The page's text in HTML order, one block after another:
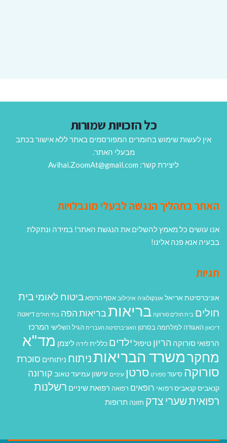
כל הזכויות שמורות
אין לעשות שימוש בחומרים המפורסמים באתר ללא אישור בכתב
מבעלי האתר.
ליצירת קשר: Avihai.ZoomAt@gmail.com
האתר בתהליך הנגשה לבעלי מוגבלויות
אנו עושים כל מאמץ להשלים את הנגשת האתר! במידה ונתקלת
בבעיה אנא פנה אלינו!
תגיות
אוניברסיטת אריאל אונקולוגיה איכילוב אסף הרופא ביטוח לאומיבית
חולים בית חולים סורוקה בריאותבריאות הפה בתי חולים דיאטה
דיכאון האגודה למלחמה בסרטן האוניברסיטה העברית הגיל השלישי המרכז
הרפואי סורוקה הריון טיפול ילדים כללית לידה ליצמן מד"א
מחקרמשרד הבריאותניתוח ניתוחים סוכרת
סורוקה סיעוד ספורט סרטן עיניים עישון עמיעד טאוב קורונה
קנאביסקנאביס רפואי רופאים רפואה רפואת שיניים רשלנות
רפואיתשערי צדק תזונה תרופות